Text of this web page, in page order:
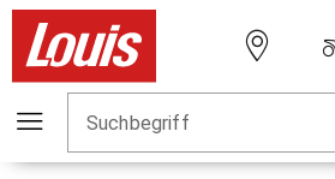
Suchbegriff